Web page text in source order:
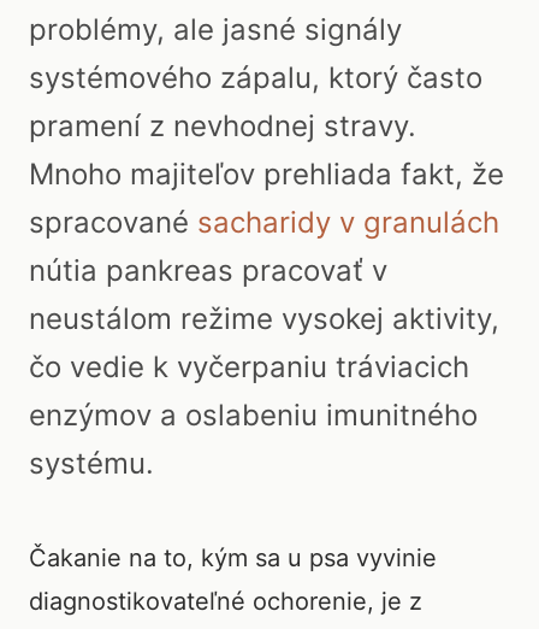
problémy, ale jasné signály
systémového zápalu, ktorý často
pramení z nevhodnej stravy.
Mnoho majiteľov prehliada fakt, že
spracované sacharidy v granulách
nútia pankreas pracovať v
neustálom režime vysokej aktivity,
čo vedie k vyčerpaniu tráviacich
enzýmov a oslabeniu imunitného
systému.
Čakanie na to, kým sa u psa vyvinie
diagnostikovateľné ochorenie, je z